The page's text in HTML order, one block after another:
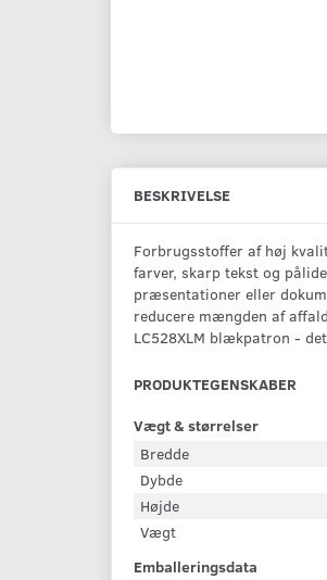
BESKRIVELSE
Forbrugsstoffer af høj
farver, skarp tekst og
præsentationer eller
reducere mængden af
LC528XLM blækpatron -
PRODUKTEGENSKABER
Vægt & størrelser
Bredde
Dybde
Højde
Vægt
Emballeringsdata